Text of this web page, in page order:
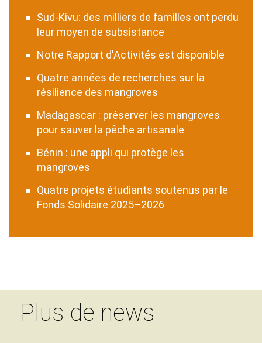
Sud-Kivu: des milliers de familles ont perdu
leur moyen de subsistance
Notre Rapport d'Activités est disponible
Quatre années de recherches sur la
résilience des mangroves
Madagascar : préserver les mangroves
pour sauver la pêche artisanale
Bénin : une appli qui protège les
mangroves
Quatre projets étudiants soutenus par le
Fonds Solidaire 2025–2026
Plus de news